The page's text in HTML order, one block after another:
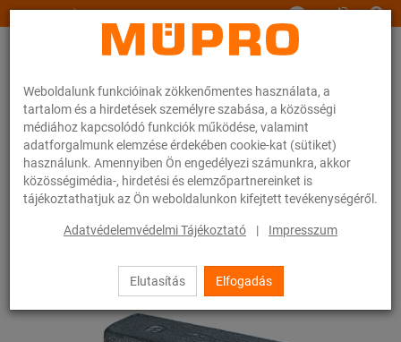
Weboldalunk funkcióinak zökkenőmentes használata, a
tartalom és a hirdetések személyre szabása, a közösségi
médiához kapcsolódó funkciók működése, valamint
adatforgalmunk elemzése érdekében cookie-kat (sütiket)
használunk. Amennyiben Ön engedélyezi számunkra, akkor
közösségimédia-, hirdetési és elemzőpartnereinket is
tájékoztathatjuk az Ön weboldalunkon kifejtett tevékenységéről.
Adatvédelemvédelmi Tájékoztató | Impresszum
Elutasítás Elfogadás
www.muepro.hu
Webáruhàz Tűzvédelem
Tűzvédelmileg bevizsgált rögzítések
Szerelősínek
MPC-kalapácsfejű csavarok